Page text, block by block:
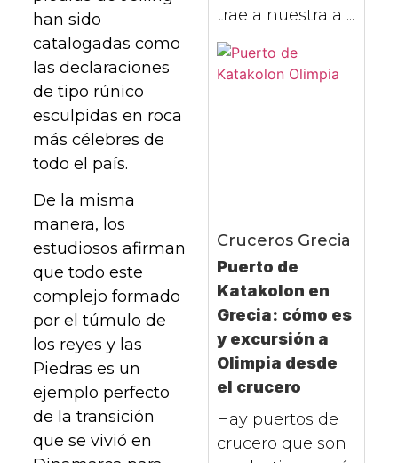
han sido
catalogadas como
las declaraciones
de tipo rúnico
esculpidas en roca
más célebres de
todo el país.
De la misma
manera, los
estudiosos afirman
que todo este
complejo formado
por el túmulo de
los reyes y las
Piedras es un
ejemplo perfecto
de la transición
que se vivió en
trae a nuestra a ...
Cruceros Grecia
Puerto de
Katakolon en
Grecia: cómo es
y excursión a
Olimpia desde
el crucero
Hay puertos de
crucero que son